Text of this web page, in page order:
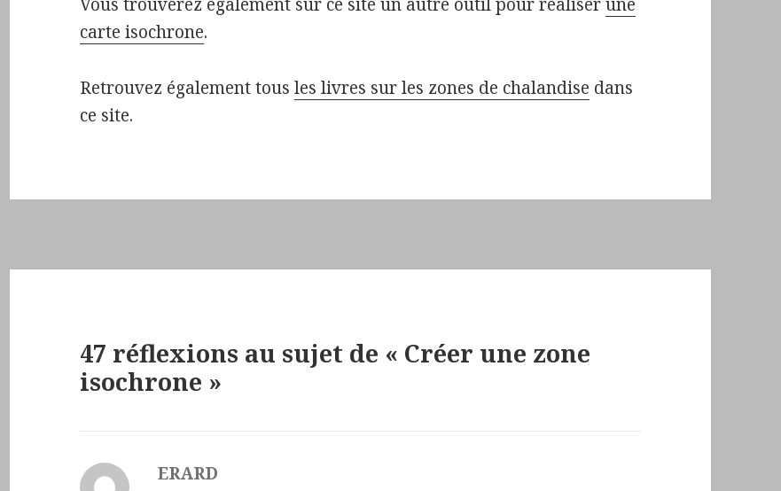
carte isochrone.
Retrouvez également tousles livres sur les zones de chalandise dans
ce site.
47 réflexions au sujet de « Créer une zone
isochrone »
ERARD